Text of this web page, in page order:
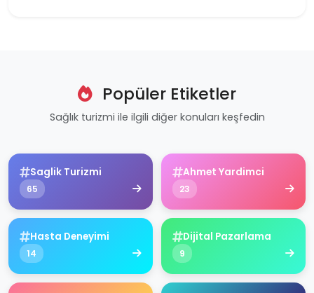
Popüler Etiketler
Sağlık turizmi ile ilgili diğer konuları keşfedin
Saglik Turizmi
65
Ahmet Yardimci
23
Hasta Deneyimi
14
Dijital Pazarlama
9